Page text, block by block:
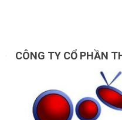
CÔNG TY CỔ PHẦN